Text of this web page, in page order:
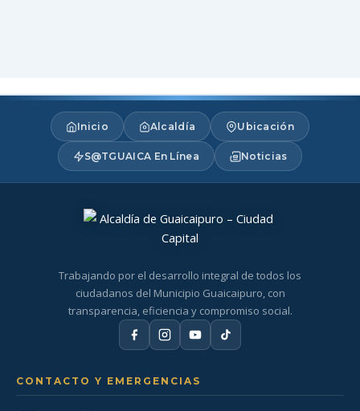
Inicio Alcaldía Ubicación
S@TGUAICA En Línea Noticias
Trabajando por el desarrollo integral de todos los
ciudadanos del Municipio Guaicaipuro, con
transparencia, eficiencia y compromiso social.
CONTACTO Y EMERGENCIAS